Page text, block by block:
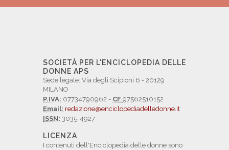
SOCIETÀ PER L'ENCICLOPEDIA DELLE
DONNE APS
Sede legale: Via degli Scipioni 6 - 20129
MILANO
P.IVA: 07734790962 - CF 97562510152
Email: redazione@enciclopediadelledonne.it
ISSN: 3035-4927
LICENZA
I contenuti dell'Enciclopedia delle donne sono